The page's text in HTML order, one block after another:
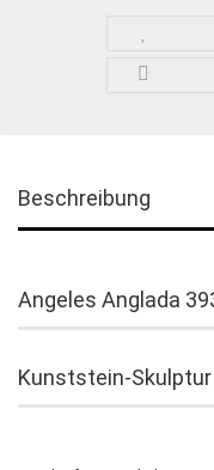
Beschreibung
Angeles Anglada
Kunststein-Skulptur